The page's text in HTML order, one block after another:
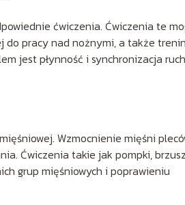
ćwiczenia. Ćwiczenia te
do pracy nad nożnymi, a także
jest płynność i synchronizacja
Wzmocnienie mięśni
Ćwiczenia takie jak pompki,
grup mięśniowych i poprawieniu